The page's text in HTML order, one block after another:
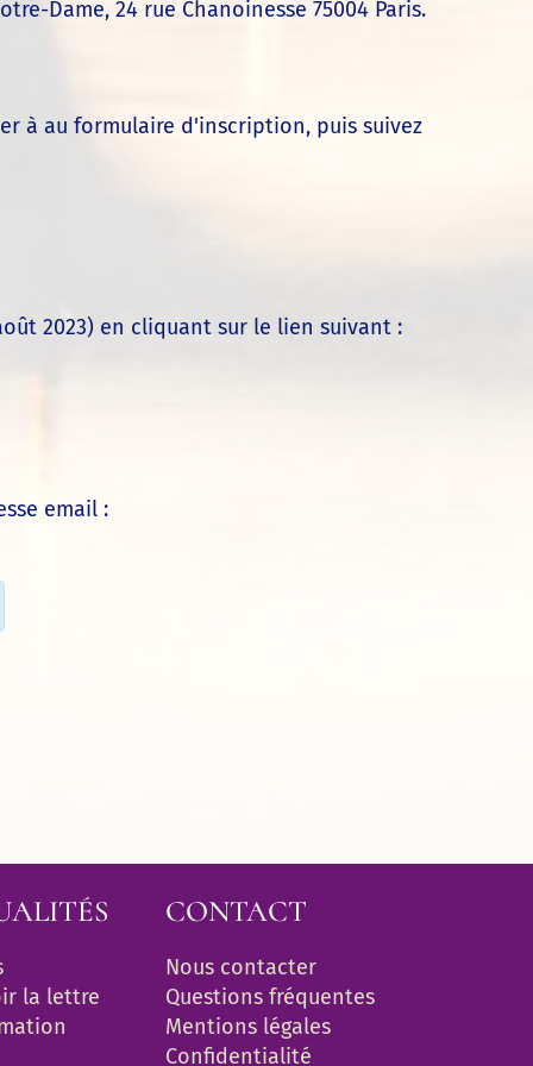
Dame, 24 rue Chanoinesse 75004 Paris.
à au formulaire d'inscription, puis suivez
2023) en cliquant sur le lien suivant :
email :
la lettre
CONTACT
Nous contacter
Questions fréquentes
Mentions légales
Confidentialité